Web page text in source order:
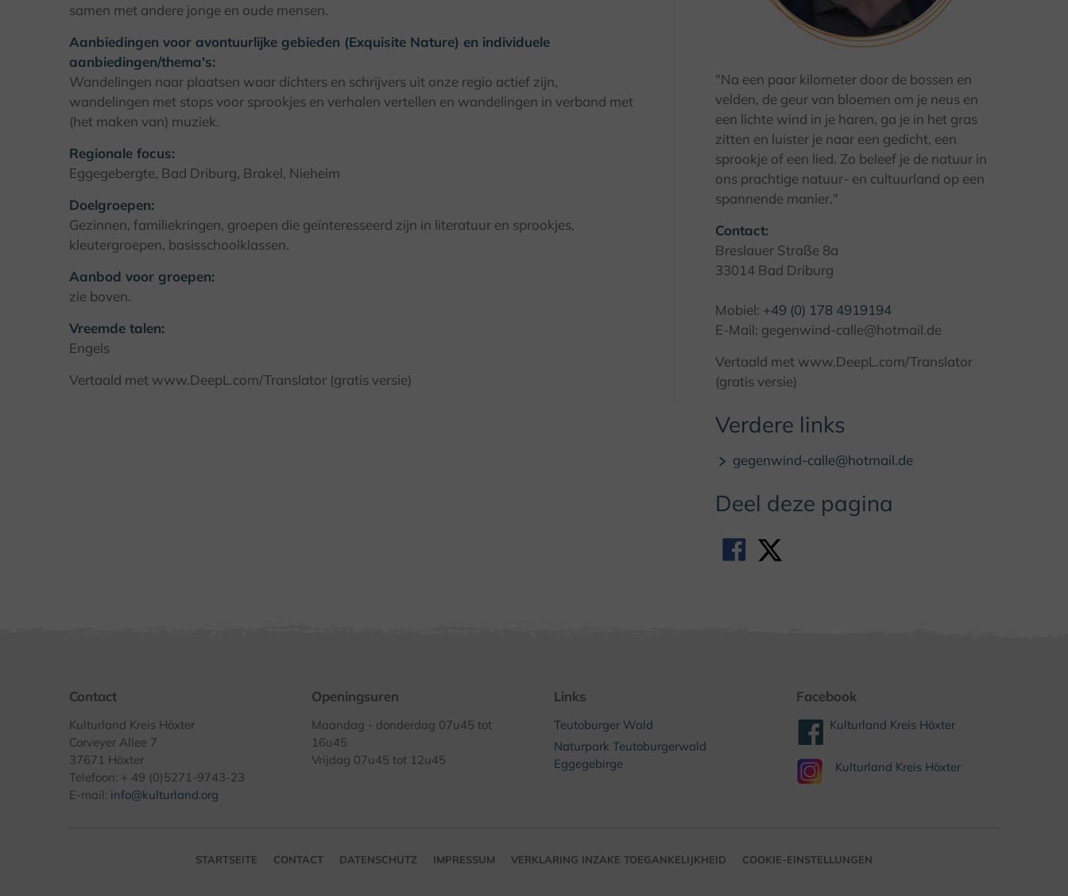
samen met andere jonge en oude mensen.
Aanbiedingen voor avontuurlijke gebieden (Exquisite Nature) en individuele
aanbiedingen/thema's:
Wandelingen naar plaatsen waar dichters en schrijvers uit onze regio actief zijn,
wandelingen met stops voor sprookjes en verhalen vertellen en wandelingen in verband met
(het maken van) muziek.
Regionale focus:
Eggegebergte, Bad Driburg, Brakel, Nieheim
Doelgroepen:
Gezinnen, familiekringen, groepen die geïnteresseerd zijn in literatuur en sprookjes,
kleutergroepen, basisschoolklassen.
Aanbod voor groepen:
zie boven.
Vreemde talen:
Engels
Vertaald met www.DeepL.com/Translator (gratis versie)
© C. Swoboda
"Na een paar kilometer door de bossen en
velden, de geur van bloemen om je neus en
een lichte wind in je haren, ga je in het gras
zitten en luister je naar een gedicht, een
sprookje of een lied. Zo beleef je de natuur in
ons prachtige natuur- en cultuurland op een
spannende manier."
Contact:
Breslauer Straße 8a
33014 Bad Driburg
Mobiel: +49 (0) 178 4919194
E-Mail: gegenwind-calle@hotmail.de
Vertaald met www.DeepL.com/Translator
(gratis versie)
Verdere links
gegenwind-calle@hotmail.de
Deel deze pagina
Contact
Kulturland Kreis Höxter
Corveyer Allee 7
37671 Höxter
Telefoon: + 49 (0)5271-9743-23
E-mail: info@kulturland.org
Openingsuren
Maandag - donderdag 07u45 tot
16u45
Vrijdag 07u45 tot 12u45
Links
Teutoburger Wald
Naturpark Teutoburgerwald
Eggegebirge
Facebook
Kulturland Kreis Höxter
Kulturland Kreis Höxter
STARTSEITE CONTACT DATENSCHUTZ IMPRESSUM VERKLARING INZAKE TOEGANKELIJKHEID COOKIE-EINSTELLUNGEN